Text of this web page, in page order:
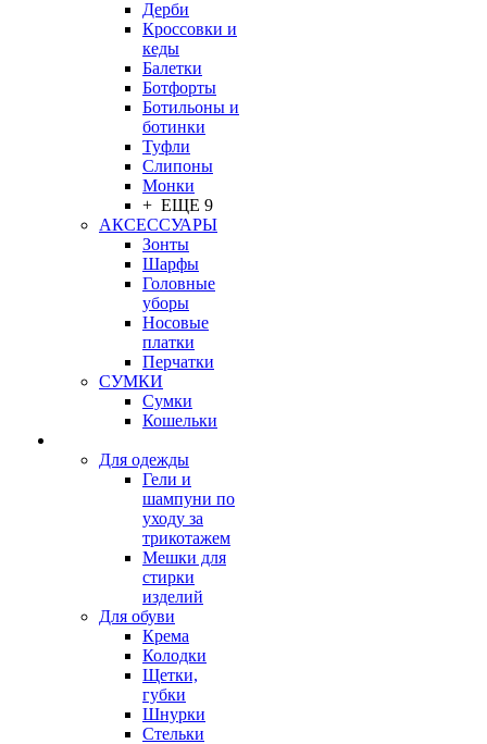
Дерби
Кроссовки и
кеды
Балетки
Ботфорты
Ботильоны и
ботинки
Туфли
Слипоны
Монки
+ ЕЩЕ 9
АКСЕССУАРЫ
Зонты
Шарфы
Головные
уборы
Носовые
платки
Перчатки
СУМКИ
Сумки
Кошельки
Для одежды
Гели и
шампуни по
уходу за
трикотажем
Мешки для
стирки
изделий
Для обуви
Крема
Колодки
Щетки,
губки
Шнурки
Стельки